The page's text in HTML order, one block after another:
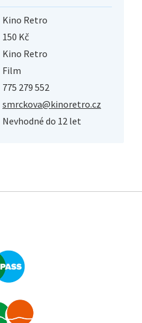
Kino Retro
150 Kč
Kino Retro
Film
775 279 552
smrckova@kinoretro.cz
Nevhodné do 12 let